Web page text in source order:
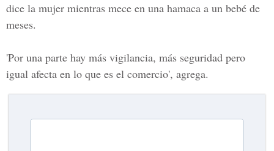
dice la mujer mientras mece en una hamaca a un bebé de
meses.
'Por una parte hay más vigilancia, más seguridad pero
igual afecta en lo que es el comercio', agrega.